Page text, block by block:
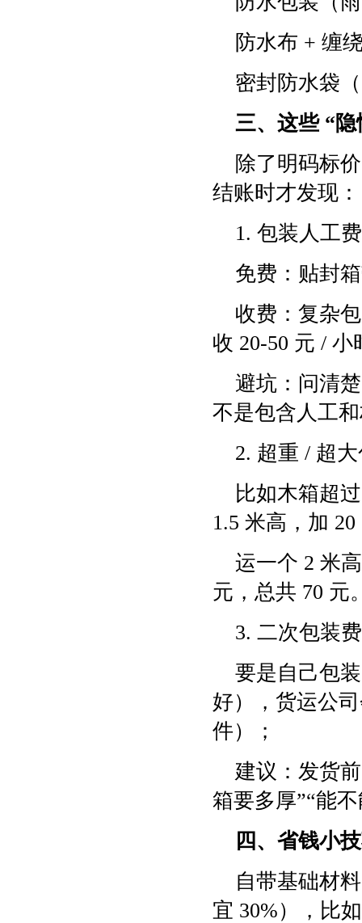
防水布 + 缠
密封防水袋
三、这些 “
除了明码标
结账时才发现：
1. 包装人工
免费：贴封
收费：复杂
收 20-50 元 /
避坑：问清
不是包含人工
2. 超重 / 超
比如木箱超
1.5 米高，加
运一个 2 米
元，总共 70 元
3. 二次包装
要是自己包
好），货运公
件）；
建议：发货
箱要多厚”“能
四、省钱小
自带基础材
宜 30%），比